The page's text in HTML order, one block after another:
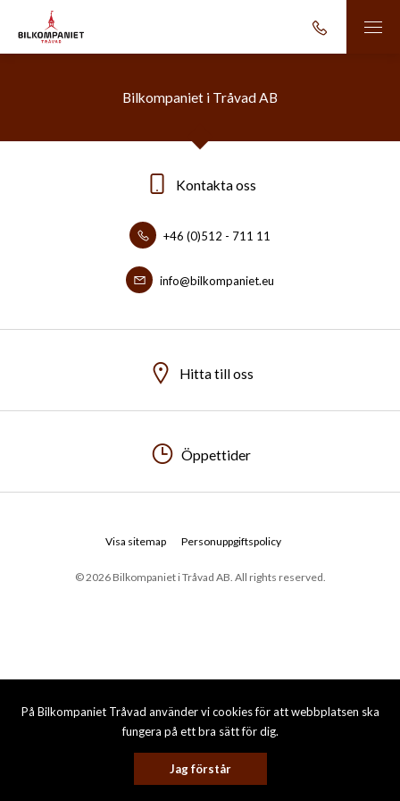
På Bilkompaniet Tråvad använder vi cookies för att webbplatsen ska
fungera på ett bra sätt för dig.
Jag förstår
Bilkompaniet i Tråvad AB
Kontakta oss
+46 (0)512 - 711 11
info@bilkompaniet.eu
Hitta till oss
Öppettider
© 2026 Bilkompaniet i Tråvad AB. All rights reserved.
Visa sitemap Personuppgiftspolicy